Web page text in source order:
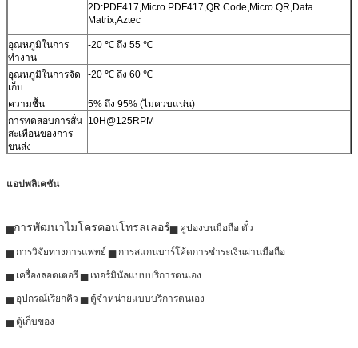
2D:PDF417,Micro PDF417,QR Code,Micro QR,Data
Matrix,Aztec
อุณหภูมิในการ
ทำงาน
-20 ℃ ถึง 55 ℃
อุณหภูมิในการจัด
เก็บ
-20 ℃ ถึง 60 ℃
ความชื้น
5% ถึง 95% (ไม่ควบแน่น)
การทดสอบการสั่น
สะเทือนของการ
ขนส่ง
10H@125RPM
แอปพลิเคชัน
▅การพัฒนาไมโครคอนโทรลเลอร์▅ คูปองบนมือถือ ตั๋ว
▅ การวิจัยทางการแพทย์ ▅ การสแกนบาร์โค้ดการชำระเงินผ่านมือถือ
▅ เครื่องลอตเตอรี ▅ เทอร์มินัลแบบบริการตนเอง
▅ อุปกรณ์เรียกคิว ▅ ตู้จำหน่ายแบบบริการตนเอง
▅ ตู้เก็บของ